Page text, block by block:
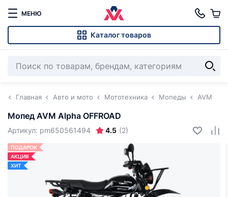
МЕНЮ
Каталог товаров
Главная Авто и мото Мототехника Мопеды AVM
Мопед AVM Alpha OFFROAD
4.5 (2)
Артикул: pm650561494
ПОДАРОК
АКЦИЯ
ХИТ